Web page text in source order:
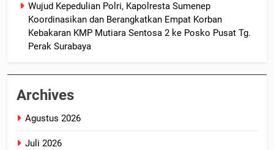
Wujud Kepedulian Polri, Kapolresta Sumenep
Koordinasikan dan Berangkatkan Empat Korban
Kebakaran KMP Mutiara Sentosa 2 ke Posko Pusat Tg.
Perak Surabaya
Archives
Agustus 2026
Juli 2026